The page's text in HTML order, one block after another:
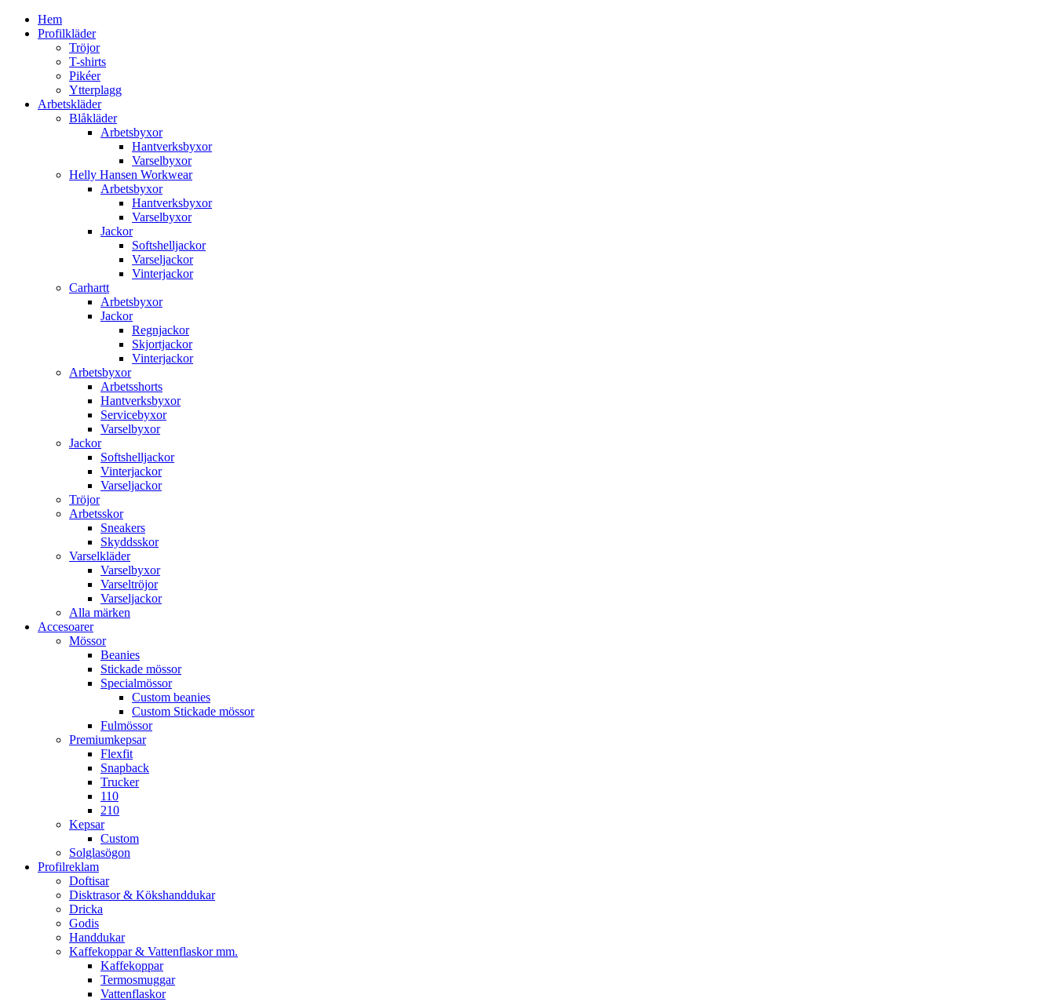
Hem
Profilkläder
Tröjor
T-shirts
Pikéer
Ytterplagg
Arbetskläder
Blåkläder
Arbetsbyxor
Hantverksbyxor
Varselbyxor
Helly Hansen Workwear
Arbetsbyxor
Hantverksbyxor
Varselbyxor
Jackor
Softshelljackor
Varseljackor
Vinterjackor
Carhartt
Arbetsbyxor
Jackor
Regnjackor
Skjortjackor
Vinterjackor
Arbetsbyxor
Arbetsshorts
Hantverksbyxor
Servicebyxor
Varselbyxor
Jackor
Softshelljackor
Vinterjackor
Varseljackor
Tröjor
Arbetsskor
Sneakers
Skyddsskor
Varselkläder
Varselbyxor
Varseltröjor
Varseljackor
Alla märken
Accesoarer
Mössor
Beanies
Stickade mössor
Specialmössor
Custom beanies
Custom Stickade mössor
Fulmössor
Premiumkepsar
Flexfit
Snapback
Trucker
110
210
Kepsar
Custom
Solglasögon
Profilreklam
Doftisar
Disktrasor & Kökshanddukar
Dricka
Godis
Handdukar
Kaffekoppar & Vattenflaskor mm.
Kaffekoppar
Termosmuggar
Vattenflaskor